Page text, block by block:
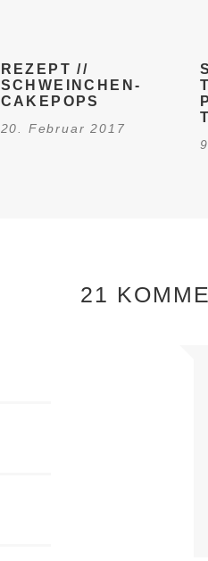
REZEPT //
SCHWEINCHEN-
CAKEPOPS
20. Februar 2017
21